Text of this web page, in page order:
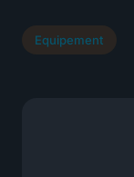
Equipement